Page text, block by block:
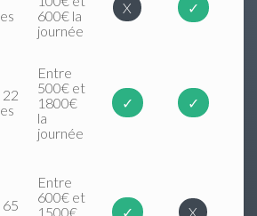
600€ la
journée
X ✓
22
Entre
500€ et
1800€
la
journée
✓ ✓
65
Entre
600€ et
1500€
✓ X